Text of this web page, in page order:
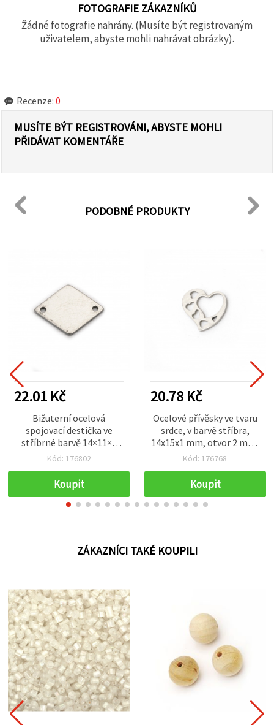
FOTOGRAFIE ZÁKAZNÍKŮ
Žádné fotografie nahrány. (Musíte být registrovaným
uživatelem, abyste mohli nahrávat obrázky).
Recenze: 0
MUSÍTE BÝT REGISTROVÁNI, ABYSTE MOHLI
PŘIDÁVAT KOMENTÁŘE
PODOBNÉ PRODUKTY
22.01 Kč
Bižuterní ocelová
spojovací destička ve
stříbrné barvě 14×11×1
mm, otvor 1 mm – balení
tvoření a výrobu šperků
Kód: 176802
Koupit
20.78 Kč
Ocelové přívěsky ve tvaru
srdce, v barvě stříbra,
14x15x1 mm, otvor 2 mm,
sada 2 ks, pro výrobu
Kód: 176768
Koupit
ZÁKAZNÍCI TAKÉ KOUPILI